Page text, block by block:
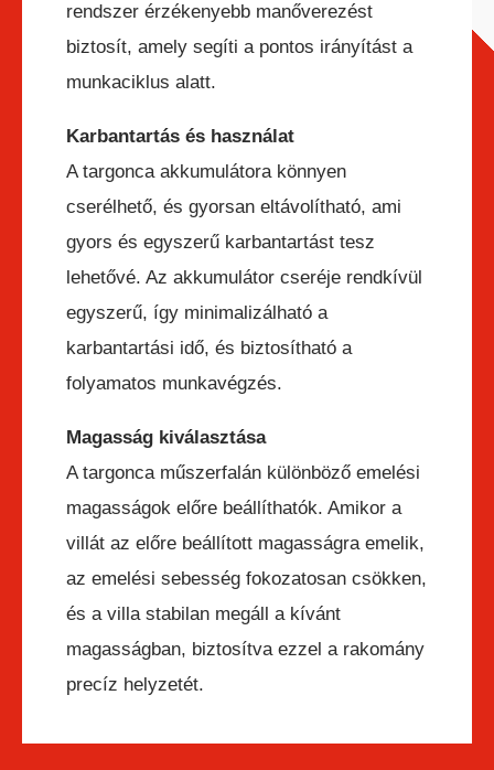
rendszer érzékenyebb manőverezést
biztosít, amely segíti a pontos irányítást a
munkaciklus alatt.
Karbantartás és használat
A targonca akkumulátora könnyen
cserélhető, és gyorsan eltávolítható, ami
gyors és egyszerű karbantartást tesz
lehetővé. Az akkumulátor cseréje rendkívül
egyszerű, így minimalizálható a
karbantartási idő, és biztosítható a
folyamatos munkavégzés.
Magasság kiválasztása
A targonca műszerfalán különböző emelési
magasságok előre beállíthatók. Amikor a
villát az előre beállított magasságra emelik,
az emelési sebesség fokozatosan csökken,
és a villa stabilan megáll a kívánt
magasságban, biztosítva ezzel a rakomány
precíz helyzetét.